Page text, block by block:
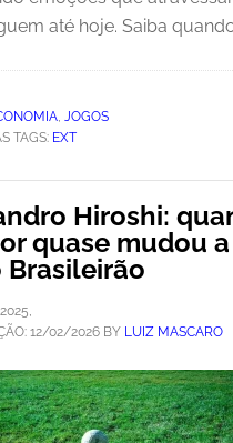
até hoje. Saiba
, JOGOS
TAGS: EXT
Hiroshi:
quase mudou a
,
12/02/2026BY LUIZ MASCARO